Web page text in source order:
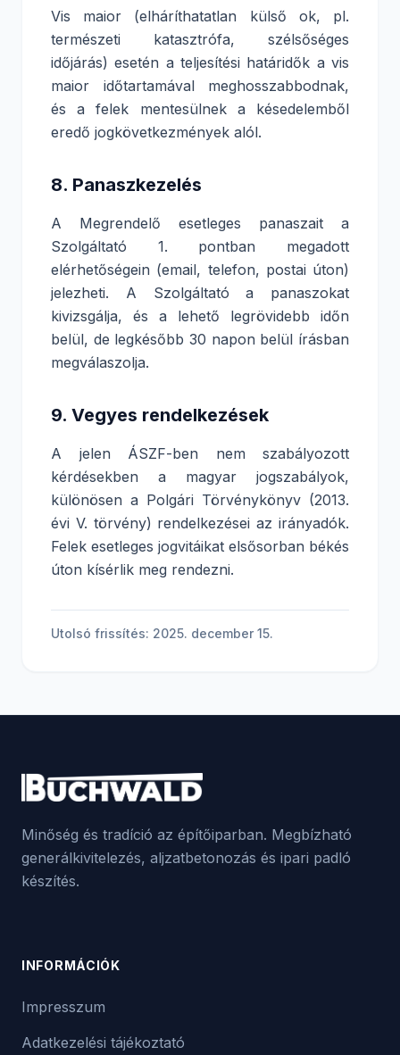
Vis maior (elháríthatatlan külső ok, pl.
természeti katasztrófa, szélsőséges
időjárás) esetén a teljesítési határidők a vis
maior időtartamával meghosszabbodnak,
és a felek mentesülnek a késedelemből
eredő jogkövetkezmények alól.
8. Panaszkezelés
A Megrendelő esetleges panaszait a
Szolgáltató 1. pontban megadott
elérhetőségein (email, telefon, postai úton)
jelezheti. A Szolgáltató a panaszokat
kivizsgálja, és a lehető legrövidebb időn
belül, de legkésőbb 30 napon belül írásban
megválaszolja.
9. Vegyes rendelkezések
A jelen ÁSZF-ben nem szabályozott
kérdésekben a magyar jogszabályok,
különösen a Polgári Törvénykönyv (2013.
évi V. törvény) rendelkezései az irányadók.
Felek esetleges jogvitáikat elsősorban békés
úton kísérlik meg rendezni.
Utolsó frissítés: 2025. december 15.
Minőség és tradíció az építőiparban. Megbízható
generálkivitelezés, aljzatbetonozás és ipari padló
készítés.
INFORMÁCIÓK
Impresszum
Adatkezelési tájékoztató